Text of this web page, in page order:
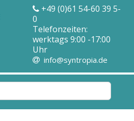
+49 (0)61 54-60 39 5-
0
Telefonzeiten:
werktags 9:00 -17:00
Uhr
info@syntropia.de